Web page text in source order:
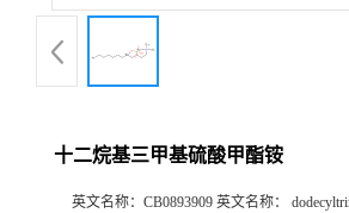
十二烷基三甲基硫酸甲酯铵
英文名称： CB0893909 英文名称：